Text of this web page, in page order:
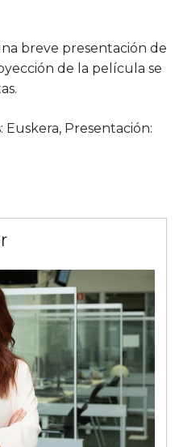
breve presentación de
de la película se
Euskera, Presentación: